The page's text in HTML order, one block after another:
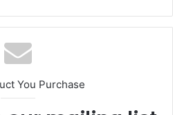
You Purchase